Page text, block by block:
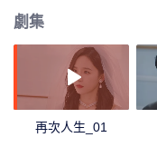
劇集
再次人生_01